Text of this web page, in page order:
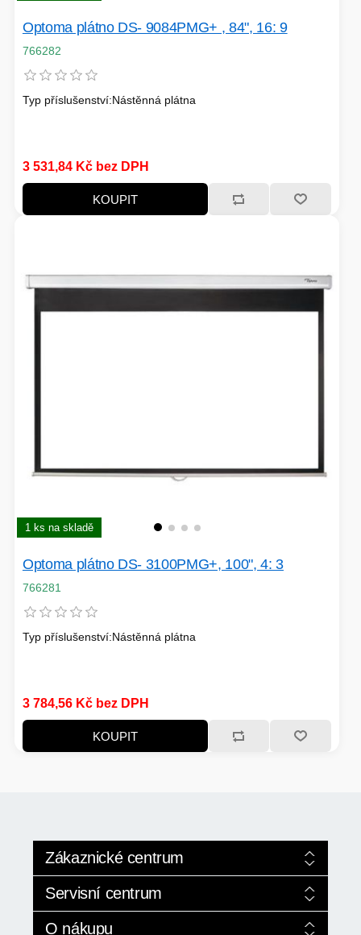
Optoma plátno DS- 9084PMG+ , 84", 16: 9
766282
Typ příslušenství:Nástěnná plátna
3 531,84 Kč bez DPH
KOUPIT
1 ks na skladě
Optoma plátno DS- 3100PMG+, 100", 4: 3
766281
Typ příslušenství:Nástěnná plátna
3 784,56 Kč bez DPH
KOUPIT
Zákaznické centrum
Služby +420 224 352 024
Pro modely AI
Obchod +420 774 529 522
Nová řada pro rok 2026
Servisní centrum
Servis výpočetní techniky
O nákupu